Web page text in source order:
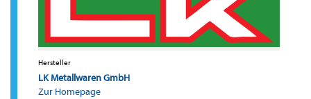
Hersteller
LK Metallwaren GmbH
Zur Homepage